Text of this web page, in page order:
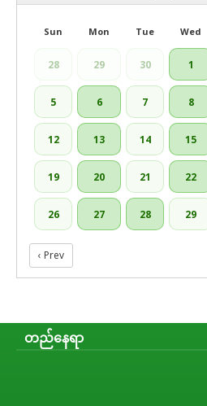
Sun Mon Tue Wed
28 29 30 1
5 6 7 8
12 13 14 15
19 20 21 22
26 27 28 29
‹ Prev
တည်နေရာ